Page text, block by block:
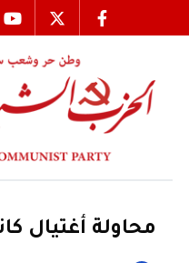
محاولة أغتيال